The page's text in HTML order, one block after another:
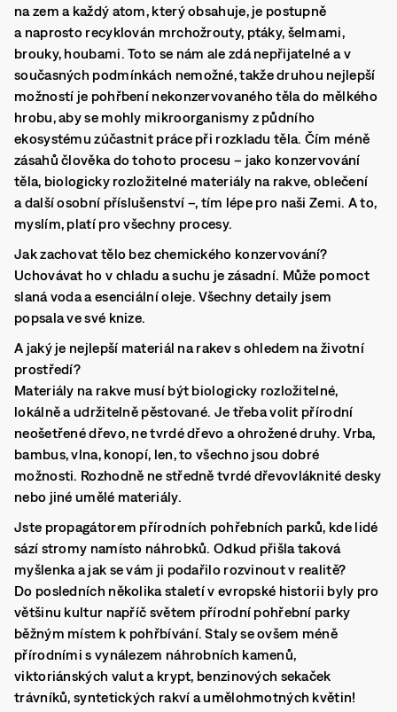
na zem a každý atom, který obsahuje, je postupně
a naprosto recyklován mrchožrouty, ptáky, šelmami,
brouky, houbami. Toto se nám ale zdá nepřijatelné a v
současných podmínkách nemožné, takže druhou nejlepší
možností je pohřbení nekonzervovaného těla do mělkého
hrobu, aby se mohly mikroorganismy z půdního
ekosystému zúčastnit práce při rozkladu těla. Čím méně
zásahů člověka do tohoto procesu – jako konzervování
těla, biologicky rozložitelné materiály na rakve, oblečení
a další osobní příslušenství –, tím lépe pro naši Zemi. A to,
myslím, platí pro všechny procesy.
Jak zachovat tělo bez chemického konzervování?
Uchovávat ho v chladu a suchu je zásadní. Může pomoct
slaná voda a esenciální oleje. Všechny detaily jsem
popsala ve své knize.
A jaký je nejlepší materiál na rakev s ohledem na životní
prostředí?
Materiály na rakve musí být biologicky rozložitelné,
lokálně a udržitelně pěstované. Je třeba volit přírodní
neošetřené dřevo, ne tvrdé dřevo a ohrožené druhy. Vrba,
bambus, vlna, konopí, len, to všechno jsou dobré
možnosti. Rozhodně ne středně tvrdé dřevovláknité desky
nebo jiné umělé materiály.
Jste propagátorem přírodních pohřebních parků, kde lidé
sází stromy namísto náhrobků. Odkud přišla taková
myšlenka a jak se vám ji podařilo rozvinout v realitě?
Do posledních několika staletí v evropské historii byly pro
většinu kultur napříč světem přírodní pohřební parky
běžným místem k pohřbívání. Staly se ovšem méně
přírodními s vynálezem náhrobních kamenů,
viktoriánských valut a krypt, benzinových sekaček
trávníků, syntetických rakví a umělohmotných květin!